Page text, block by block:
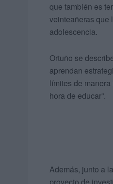
que también es
veinteañeras que
adolescencia.
Ortuño se
aprendan
límites de
hora de educar”.
Además, junto a